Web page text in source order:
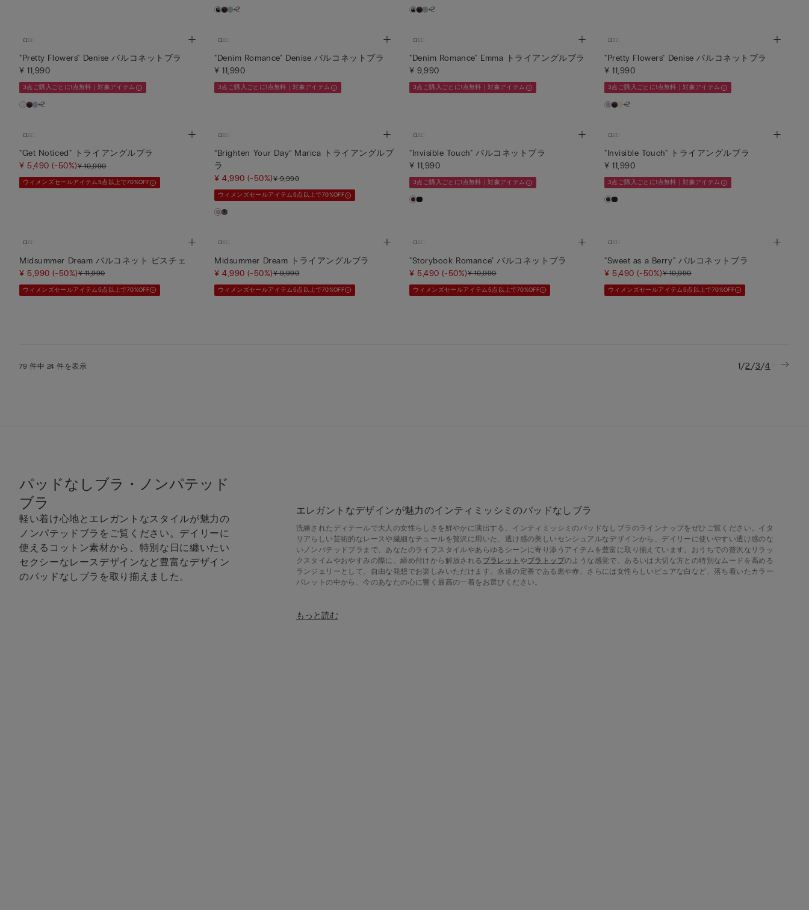
+2 +2
"Pretty Flowers" Denise バルコネットブラ
¥ 11,990
3点ご購入ごとに1点無料｜対象アイテム
+2
"Denim Romance" Denise バルコネットブラ
¥ 11,990
3点ご購入ごとに1点無料｜対象アイテム
"Denim Romance" Emma トライアングルブラ
¥ 9,990
3点ご購入ごとに1点無料｜対象アイテム
"Pretty Flowers" Denise バルコネットブラ
¥ 11,990
3点ご購入ごとに1点無料｜対象アイテム
+2
"Get Noticed" トライアングルブラ
¥ 5,490(-50%)¥ 10,990
ウィメンズセールアイテム5点以上で70%OFF
“Brighten Your Day” Marica トライアングルブ
ラ
¥ 4,990(-50%)¥ 9,990
ウィメンズセールアイテム5点以上で70%OFF
"Invisible Touch" バルコネットブラ
¥ 11,990
3点ご購入ごとに1点無料｜対象アイテム
"Invisible Touch" トライアングルブラ
¥ 11,990
3点ご購入ごとに1点無料｜対象アイテム
Midsummer Dream バルコネット ビスチェ
¥ 5,990(-50%)¥ 11,990
ウィメンズセールアイテム5点以上で70%OFF
Midsummer Dream トライアングルブラ
¥ 4,990(-50%)¥ 9,990
ウィメンズセールアイテム5点以上で70%OFF
"Storybook Romance" バルコネットブラ
¥ 5,490(-50%)¥ 10,990
ウィメンズセールアイテム5点以上で70%OFF
"Sweet as a Berry" バルコネットブラ
¥ 5,490(-50%)¥ 10,990
ウィメンズセールアイテム5点以上で70%OFF
79 件中 24 件を表示 1/2/3/4
パッドなしブラ・ノンパテッド
ブラ
軽い着け心地とエレガントなスタイルが魅力の
ノンパテッドブラをご覧ください。デイリーに
使えるコットン素材から、特別な日に纏いたい
セクシーなレースデザインなど豊富なデザイン
のパッドなしブラを取り揃えました。
エレガントなデザインが魅力のインティミッシミのパッドなしブラ
洗練されたディテールで大人の女性らしさを鮮やかに演出する、インティミッシミのパッドなしブラのラインナップをぜひご覧ください。イタ
リアらしい芸術的なレースや繊細なチュールを贅沢に用いた、透け感の美しいセンシュアルなデザインから、デイリーに使いやすい透け感のな
いノンパテッドブラまで、あなたのライフスタイルやあらゆるシーンに寄り添うアイテムを豊富に取り揃えています。おうちでの贅沢なリラッ
クスタイムやおやすみの際に、締め付けから解放される ブラレット やブラトップのような感覚で、あるいは大切な方との特別なムードを高める
ランジェリーとして、自由な発想でお楽しみいただけます。永遠の定番である黒や赤、さらには女性らしいピュアな白など、落ち着いたカラー
パレットの中から、今のあなたの心に響く最高の一着をお選びください。
もっと読む